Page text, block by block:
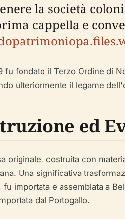
la società
cappella e
fu fondato il Terzo Ordine di
ulteriormente il legame
ed
originale, costruita con
Una significativa
fu importata e assemblata a
dal Portogallo.